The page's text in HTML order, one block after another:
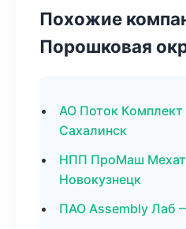
Похожие
Порошковая
АО Поток
Сахалинск
НПП ПроМаш
Новокузнецк
ПАО Assembly Лаб